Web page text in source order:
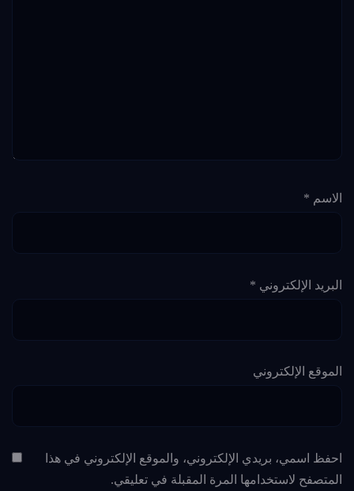
الاسم *
البريد الإلكتروني *
الموقع الإلكتروني
احفظ اسمي، بريدي الإلكتروني، والموقع الإلكتروني في هذا
المتصفح لاستخدامها المرة المقبلة في تعليقي.